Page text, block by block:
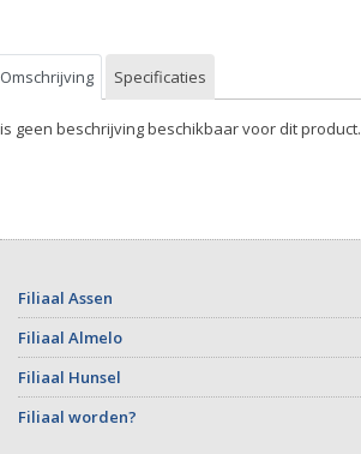
Omschrijving Specificaties
geen beschrijving beschikbaar voor dit product.
Filiaal Assen
Filiaal Almelo
Filiaal Hunsel
Filiaal worden?